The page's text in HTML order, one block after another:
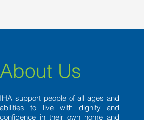
About Us
IHA support people of all ages and
abilities to live with dignity and
confidence in their own home and